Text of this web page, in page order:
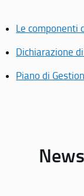
Le componenti
Dichiarazione
Piano di